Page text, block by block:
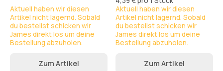
Aktuell haben wir diesen
Artikel nicht lagernd. Sobald
du bestellst schicken wir
James direkt los um deine
Bestellung abzuholen.
Zum Artikel
Aktuell haben wir diesen
Artikel nicht lagernd. Sobald
du bestellst schicken wir
James direkt los um deine
Bestellung abzuholen.
Zum Artikel